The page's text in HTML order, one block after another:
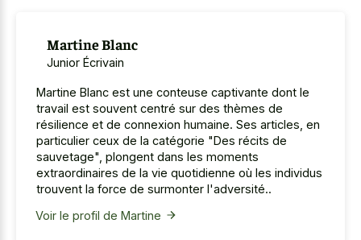
Martine Blanc
Junior Écrivain
Martine Blanc est une conteuse captivante dont le
travail est souvent centré sur des thèmes de
résilience et de connexion humaine. Ses articles, en
particulier ceux de la catégorie "Des récits de
sauvetage", plongent dans les moments
extraordinaires de la vie quotidienne où les individus
trouvent la force de surmonter l'adversité..
Voir le profil de Martine